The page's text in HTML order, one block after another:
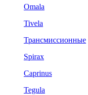
Omala
Tivela
Трансмиссионные
Spirax
Caprinus
Tegula